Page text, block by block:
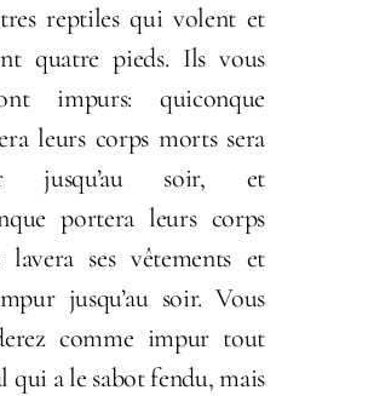
reptiles qui volent et
quatre pieds. Ils vous
impurs: quiconque
leurs corps morts sera
jusqu’au soir, et
portera leurs corps
lavera ses vêtements et
jusqu’au soir. Vous
comme impur tout
qui a le sabot fendu, mais